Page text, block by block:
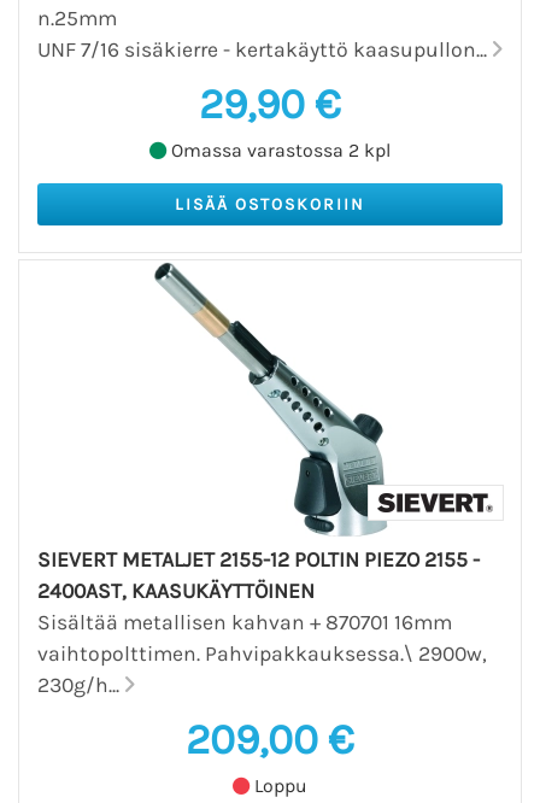
n.25mm
UNF 7/16 sisäkierre - kertakäyttö kaasupullon...
29,90 €
Omassa varastossa 2 kpl
SIEVERT METALJET 2155-12 POLTIN PIEZO 2155 -
2400AST, KAASUKÄYTTÖINEN
Sisältää metallisen kahvan + 870701 16mm
vaihtopolttimen. Pahvipakkauksessa.\ 2900w,
230g/h...
209,00 €
Loppu